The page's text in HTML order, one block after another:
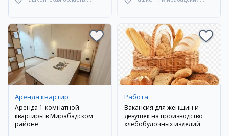
Аренда квартир
Аренда 1-комнатной
квартиры в Мирабадском
районе
Работа
Вакансия для женщин и
девушек на производство
хлебобулочных изделий